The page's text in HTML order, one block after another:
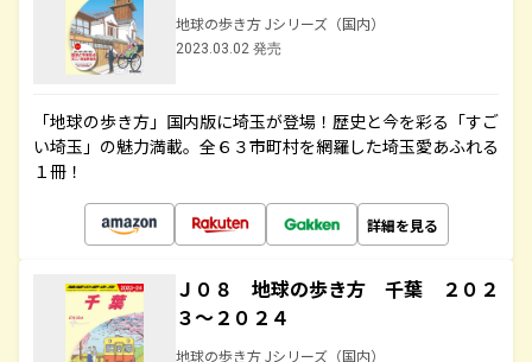
地球の歩き方 Jシリーズ（国内）
2023.03.02 発売
「地球の歩き方」国内版に埼玉が登場！歴史と今を彩る「すご
い埼玉」の魅力満載。全６３市町村を網羅した埼玉愛あふれる
１冊！
詳細を見る
Ｊ０８ 地球の歩き方 千葉 ２０２
３～２０２４
地球の歩き方 Jシリーズ（国内）